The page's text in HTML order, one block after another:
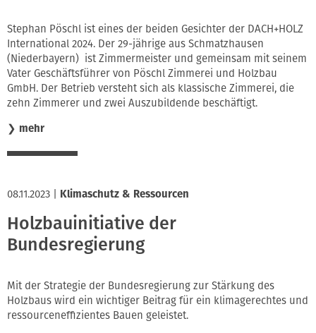
Stephan Pöschl ist eines der beiden Gesichter der DACH+HOLZ
International 2024. Der 29-jährige aus Schmatzhausen
(Niederbayern) ist Zimmermeister und gemeinsam mit seinem
Vater Geschäftsführer von Pöschl Zimmerei und Holzbau
GmbH. Der Betrieb versteht sich als klassische Zimmerei, die
zehn Zimmerer und zwei Auszubildende beschäftigt.
❯ mehr
08.11.2023 Klimaschutz & Ressourcen
Holzbauinitiative der
Bundesregierung
Mit der Strategie der Bundesregierung zur Stärkung des
Holzbaus wird ein wichtiger Beitrag für ein klimagerechtes und
ressourceneffizientes Bauen geleistet.